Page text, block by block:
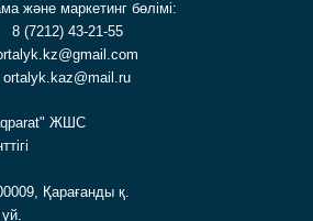
және маркетинг бөлімі:
8 (7212) 43-21-55
ortalyk.kaz@mail.ru
ЖШС
Қарағанды қ.